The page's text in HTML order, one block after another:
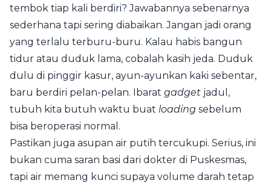
tembok tiap kali berdiri? Jawabannya sebenarnya
sederhana tapi sering diabaikan. Jangan jadi orang
yang terlalu terburu-buru. Kalau habis bangun
tidur atau duduk lama, cobalah kasih jeda. Duduk
dulu di pinggir kasur, ayun-ayunkan kaki sebentar,
baru berdiri pelan-pelan. Ibarat gadget jadul,
tubuh kita butuh waktu buat loading sebelum
bisa beroperasi normal.
Pastikan juga asupan air putih tercukupi. Serius, ini
bukan cuma saran basi dari dokter di Puskesmas,
tapi air memang kunci supaya volume darah tetap